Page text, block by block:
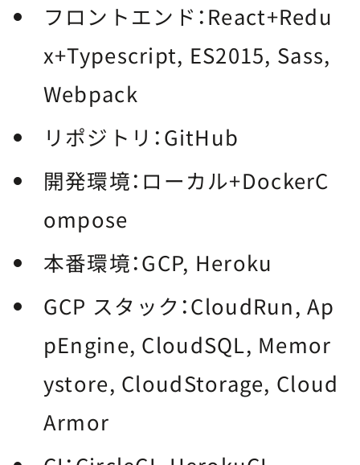
フロントエンド：React+Redu
x+Typescript, ES2015, Sass,
Webpack
リポジトリ：GitHub
開発環境：ローカル+DockerC
ompose
本番環境：GCP, Heroku
GCP スタック：CloudRun, Ap
pEngine, CloudSQL, Memor
ystore, CloudStorage, Cloud
Armor